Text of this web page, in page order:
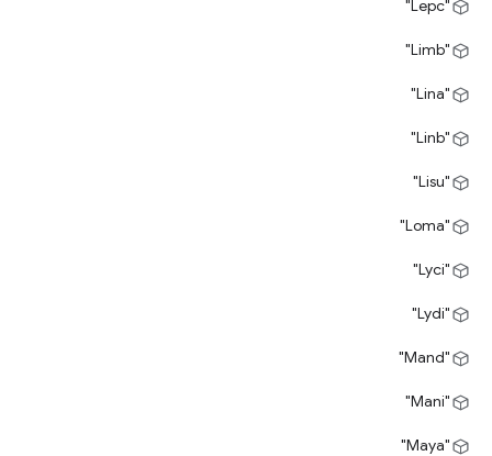
"Lepc"
"Limb"
"Lina"
"Linb"
"Lisu"
"Loma"
"Lyci"
"Lydi"
"Mand"
"Mani"
"Maya"